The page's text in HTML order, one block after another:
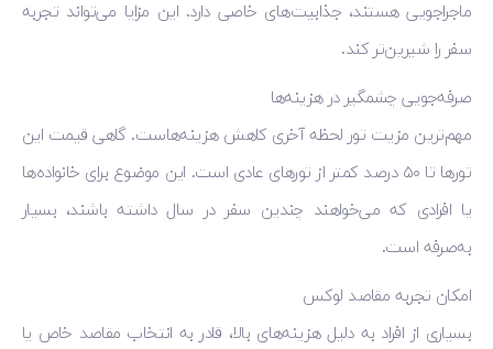
ماجراجویی هستند، جذابیت‌های خاصی دارد. این مزایا می‌تواند تجربه
سفر را شیرین‌تر کند.
صرفه‌جویی چشمگیر در هزینه‌ها
مهم‌ترین مزیت تور لحظه آخری کاهش هزینه‌هاست. گاهی قیمت این
تورها تا ۵۰ درصد کمتر از تورهای عادی است. این موضوع برای خانواده‌ها
یا افرادی که می‌خواهند چندین سفر در سال داشته باشند، بسیار
به‌صرفه است.
امکان تجربه مقاصد لوکس
بسیاری از افراد به دلیل هزینه‌های بالا، قادر به انتخاب مقاصد خاص یا